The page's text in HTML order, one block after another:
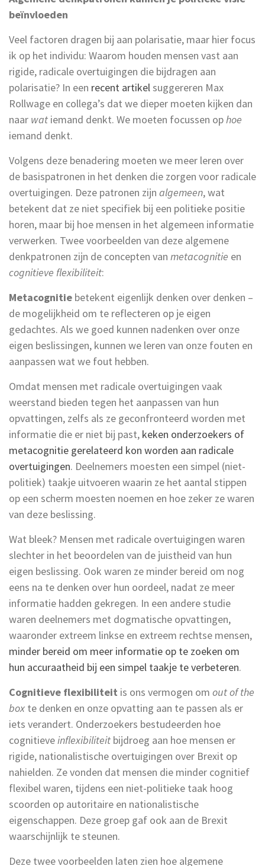
beïnvloeden
Veel factoren dragen bij aan polarisatie, maar hier focus
ik op het individu: Waarom houden mensen vast aan
rigide, radicale overtuigingen die bijdragen aan
polarisatie? In een recent artikelsuggereren Max
Rollwage en collega’s dat we dieper moeten kijken dan
naar wat iemand denkt. We moeten focussen ophoe
iemand denkt.
Volgens deze benadering moeten we meer leren over
de basispatronen in het denken die zorgen voor radicale
overtuigingen. Deze patronen zijn algemeen, wat
betekent dat ze niet specifiek bij een politieke positie
horen, maar bij hoe mensen in het algemeen informatie
verwerken. Twee voorbeelden van deze algemene
denkpatronen zijn de concepten van metacognitie en
cognitieve flexibiliteit:
Metacognitie betekent eigenlijk denken over denken –
de mogelijkheid om te reflecteren op je eigen
gedachtes. Als we goed kunnen nadenken over onze
eigen beslissingen, kunnen we leren van onze fouten en
aanpassen wat we fout hebben.
Omdat mensen met radicale overtuigingen vaak
weerstand bieden tegen het aanpassen van hun
opvattingen, zelfs als ze geconfronteerd worden met
informatie die er niet bij past, keken onderzoekers of
metacognitie gerelateerd kon worden aan radicale
overtuigingen. Deelnemers moesten een simpel (niet-
politiek) taakje uitvoeren waarin ze het aantal stippen
op een scherm moesten noemen en hoe zeker ze waren
van deze beslissing.
Wat bleek? Mensen met radicale overtuigingen waren
slechter in het beoordelen van de juistheid van hun
eigen beslissing. Ook waren ze minder bereid om nog
eens na te denken over hun oordeel, nadat ze meer
informatie hadden gekregen. In een andere studie
waren deelnemers met dogmatische opvattingen,
waaronder extreem linkse en extreem rechtse mensen,
minder bereid om meer informatie op te zoeken om
hun accuraatheid bij een simpel taakje te verbeteren.
Cognitieve flexibiliteit is ons vermogen om out of the
box te denken en onze opvatting aan te passen als er
iets verandert. Onderzoekers bestudeerden hoe
cognitieveinflexibiliteit bijdroeg aan hoe mensen er
rigide, nationalistische overtuigingen over Brexit op
nahielden. Ze vonden dat mensen die minder cognitief
flexibel waren, tijdens een niet-politieke taak hoog
scoorden op autoritaire en nationalistische
eigenschappen. Deze groep gaf ook aan de Brexit
waarschijnlijk te steunen.
Deze twee voorbeelden laten zien hoe algemene